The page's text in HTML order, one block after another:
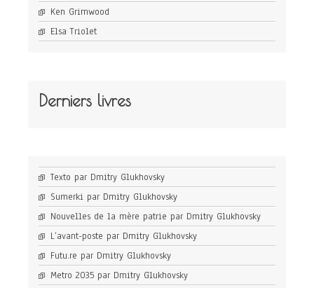
Ken Grimwood
Elsa Triolet
Derniers livres
Texto par Dmitry Glukhovsky
Sumerki par Dmitry Glukhovsky
Nouvelles de la mère patrie par Dmitry Glukhovsky
L’avant-poste par Dmitry Glukhovsky
Futu.re par Dmitry Glukhovsky
Metro 2035 par Dmitry Glukhovsky